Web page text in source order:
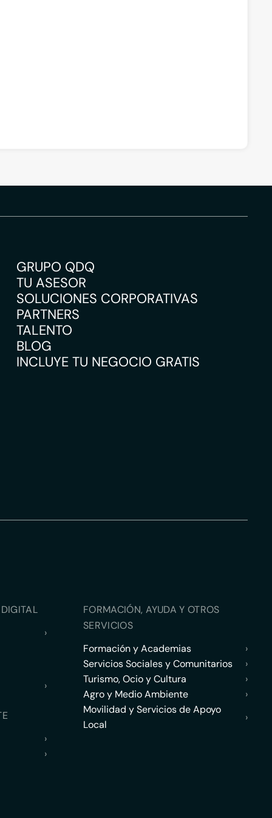
GRUPO QDQ
TU ASESOR
SOLUCIONES CORPORATIVAS
PARTNERS
TALENTO
BLOG
INCLUYE TU NEGOCIO GRATIS
›
›
›
›
FORMACIÓN, AYUDA Y OTROS
SERVICIOS
Formación y Academias
›
Servicios Sociales y Comunitarios
›
Turismo, Ocio y Cultura
›
Agro y Medio Ambiente
›
Movilidad y Servicios de Apoyo
Local
›